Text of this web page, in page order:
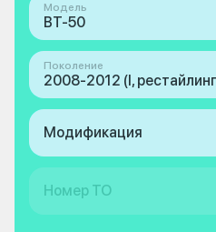
Модель
BT-50
Поколение
2008-2012 (I,
Модификация
Номер ТО